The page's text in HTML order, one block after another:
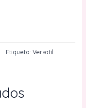
Etiqueta: Versatil